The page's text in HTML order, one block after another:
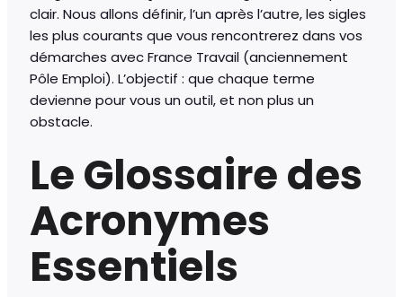
clair. Nous allons définir, l’un après l’autre, les sigles
les plus courants que vous rencontrerez dans vos
démarches avec France Travail (anciennement
Pôle Emploi). L’objectif : que chaque terme
devienne pour vous un outil, et non plus un
obstacle.
Le Glossaire des
Acronymes
Essentiels